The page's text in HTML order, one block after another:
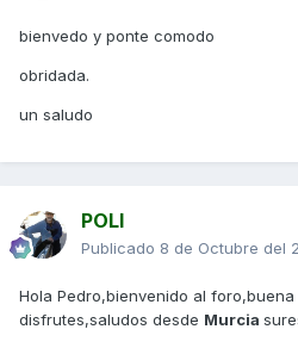
bienvedo y ponte comodo
obridada.
un saludo
POLI
Publicado 8 de Octubre del
Hola Pedro,bienvenido al
disfrutes,saludos desde Murcia